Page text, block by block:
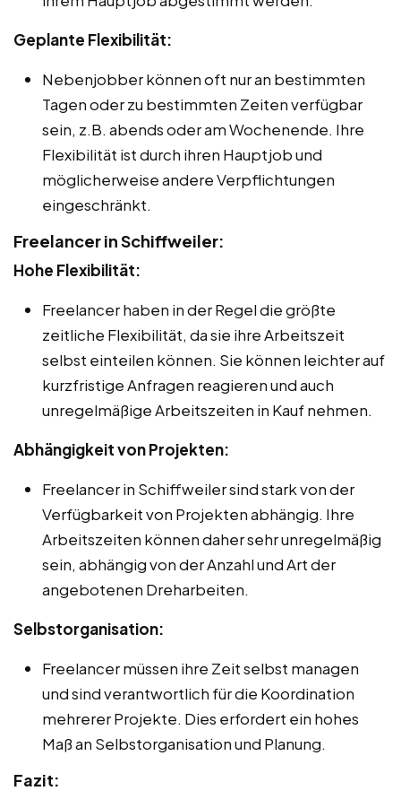
Geplante Flexibilität:
Nebenjobber können oft nur an bestimmten
Tagen oder zu bestimmten Zeiten verfügbar
sein, z.B. abends oder am Wochenende. Ihre
Flexibilität ist durch ihren Hauptjob und
möglicherweise andere Verpflichtungen
eingeschränkt.
Freelancer in Schiffweiler:
Hohe Flexibilität:
Freelancer haben in der Regel die größte
zeitliche Flexibilität, da sie ihre Arbeitszeit
selbst einteilen können. Sie können leichter auf
kurzfristige Anfragen reagieren und auch
unregelmäßige Arbeitszeiten in Kauf nehmen.
Abhängigkeit von Projekten:
Freelancer in Schiffweiler sind stark von der
Verfügbarkeit von Projekten abhängig. Ihre
Arbeitszeiten können daher sehr unregelmäßig
sein, abhängig von der Anzahl und Art der
angebotenen Dreharbeiten.
Selbstorganisation:
Freelancer müssen ihre Zeit selbst managen
und sind verantwortlich für die Koordination
mehrerer Projekte. Dies erfordert ein hohes
Maß an Selbstorganisation und Planung.
Fazit: